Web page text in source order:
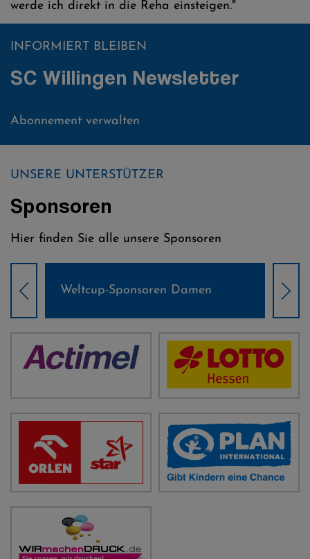
werde ich direkt in die Reha einsteigen."
INFORMIERT BLEIBEN
SC Willingen Newsletter
Abonnement verwalten
UNSERE UNTERSTÜTZER
Sponsoren
Hier finden Sie alle unsere Sponsoren
Weltcup-Sponsoren Damen